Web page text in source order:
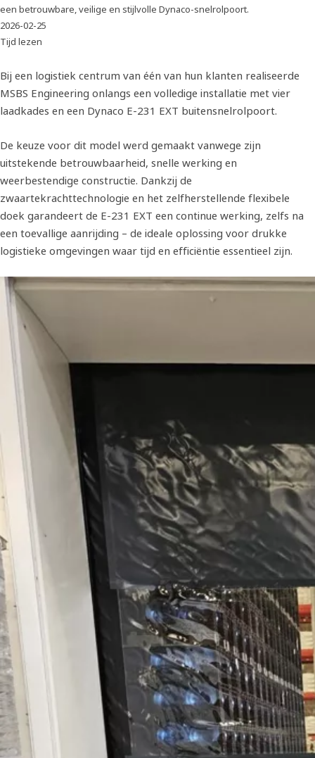
een betrouwbare, veilige en stijlvolle Dynaco-snelrolpoort.
2026-02-25
Tijd lezen
Bij een logistiek centrum van één van hun klanten realiseerde
MSBS Engineering onlangs een volledige installatie met vier
laadkades en een Dynaco E-231 EXT buitensnelrolpoort.
De keuze voor dit model werd gemaakt vanwege zijn
uitstekende betrouwbaarheid, snelle werking en
weerbestendige constructie. Dankzij de
zwaartekrachttechnologie en het zelfherstellende flexibele
doek garandeert de E-231 EXT een continue werking, zelfs na
een toevallige aanrijding – de ideale oplossing voor drukke
logistieke omgevingen waar tijd en efficiëntie essentieel zijn.